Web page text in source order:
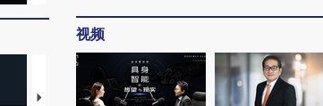
【推广】走进第四届链博
视频